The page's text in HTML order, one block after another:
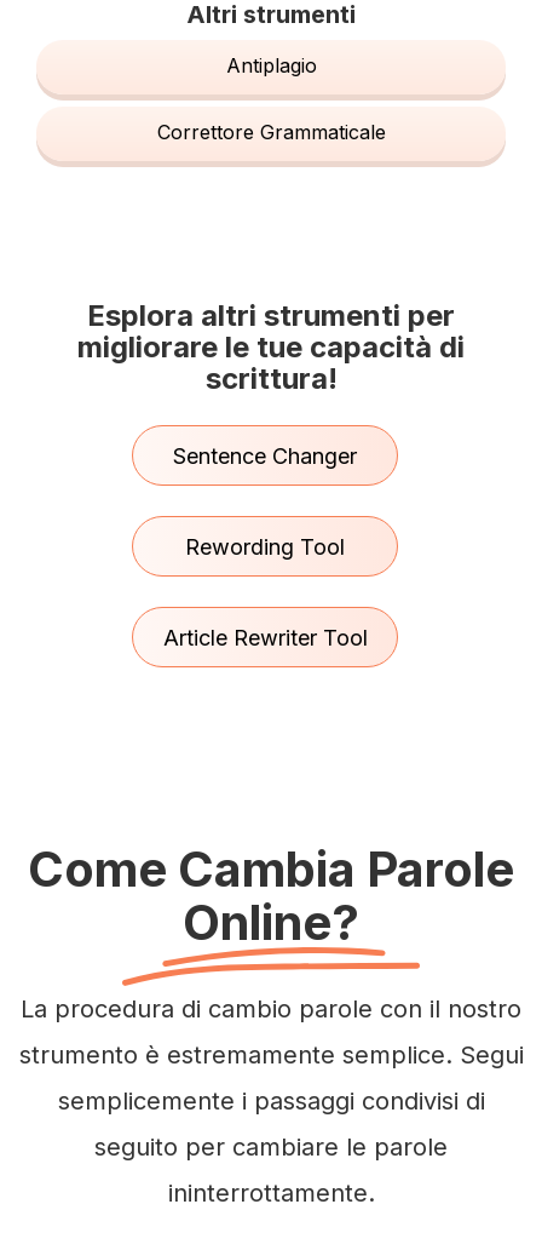
Altri strumenti
Antiplagio
Correttore Grammaticale
Esplora altri strumenti per
migliorare le tue capacità di
scrittura!
Sentence Changer
Rewording Tool
Article Rewriter Tool
Come Cambia Parole
Online?
La procedura di cambio parole con il nostro
strumento è estremamente semplice. Segui
semplicemente i passaggi condivisi di
seguito per cambiare le parole
ininterrottamente.